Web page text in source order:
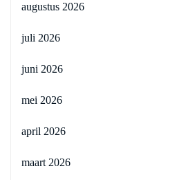
augustus 2026
juli 2026
juni 2026
mei 2026
april 2026
maart 2026